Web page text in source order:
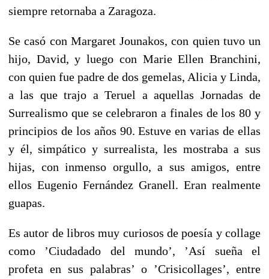
siempre retornaba a Zaragoza.
Se casó con Margaret Jounakos, con quien tuvo un
hijo, David, y luego con Marie Ellen Branchini,
con quien fue padre de dos gemelas, Alicia y Linda,
a las que trajo a Teruel a aquellas Jornadas de
Surrealismo que se celebraron a finales de los 80 y
principios de los años 90. Estuve en varias de ellas
y él, simpático y surrealista, les mostraba a sus
hijas, con inmenso orgullo, a sus amigos, entre
ellos Eugenio Fernández Granell. Eran realmente
guapas.
Es autor de libros muy curiosos de poesía y collage
como ’Ciudadado del mundo’, ’Así sueña el
profeta en sus palabras’ o ’Crisicollages’, entre